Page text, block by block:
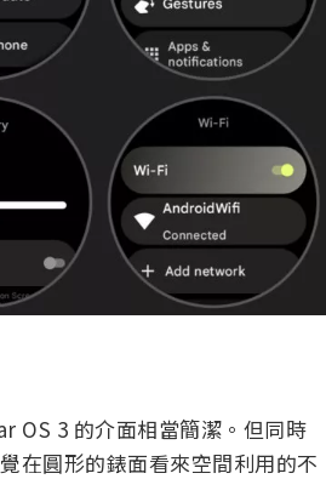
OS 3 的介面相當簡潔。但同時
在圓形的錶面看來空間利用的不